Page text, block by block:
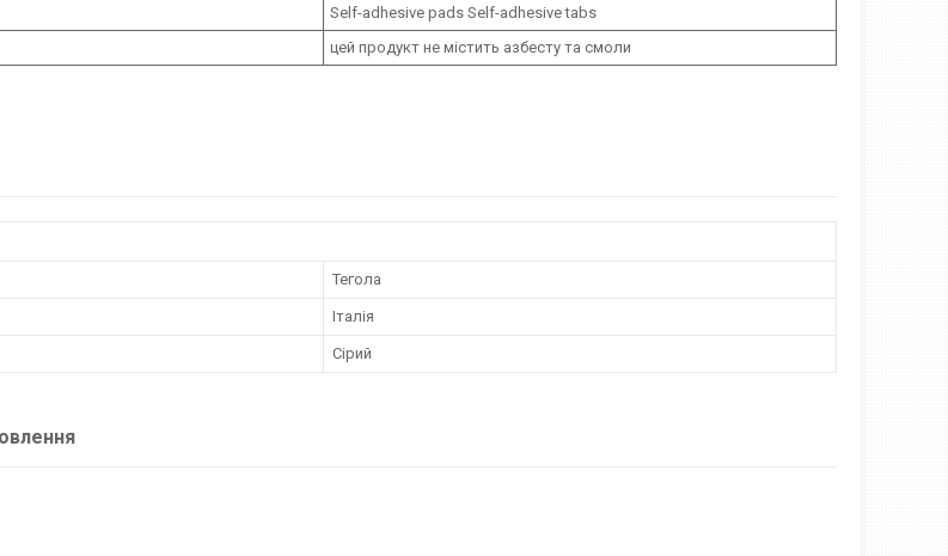
Self-adhesive pads Self-adhesive tabs
цей продукт не містить азбесту та смоли
Тегола
Італія
Сірий